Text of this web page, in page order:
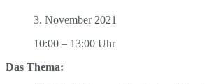
3. November 2021
10:00 – 13:00 Uhr
Das Thema: